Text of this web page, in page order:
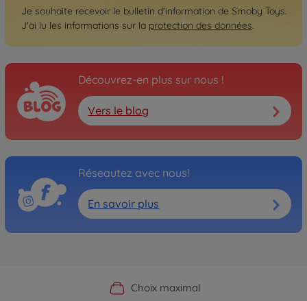
Je souhaite recevoir le bulletin d'information de Smoby Toys.
J'ai lu les informations sur la protection des données.
Découvrez-en plus sur nous !
Vers le blog
Réseautez avec nous!
En savoir plus
Boutique officielle du fabricant
Choix maximal
Service personnalisé
Livraison rapide